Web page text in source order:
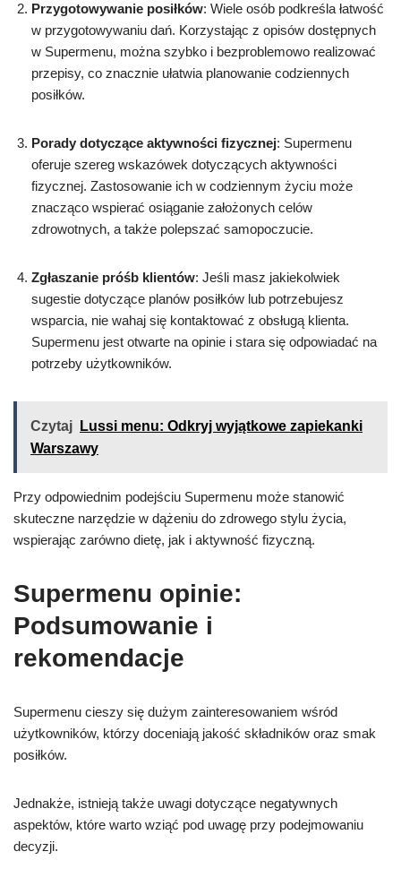
Przygotowywanie posiłków: Wiele osób podkreśla łatwość
w przygotowywaniu dań. Korzystając z opisów dostępnych
w Supermenu, można szybko i bezproblemowo realizować
przepisy, co znacznie ułatwia planowanie codziennych
posiłków.
Porady dotyczące aktywności fizycznej: Supermenu
oferuje szereg wskazówek dotyczących aktywności
fizycznej. Zastosowanie ich w codziennym życiu może
znacząco wspierać osiąganie założonych celów
zdrowotnych, a także polepszać samopoczucie.
Zgłaszanie próśb klientów: Jeśli masz jakiekolwiek
sugestie dotyczące planów posiłków lub potrzebujesz
wsparcia, nie wahaj się kontaktować z obsługą klienta.
Supermenu jest otwarte na opinie i stara się odpowiadać na
potrzeby użytkowników.
Czytaj
Lussi menu: Odkryj wyjątkowe zapiekanki
Warszawy
Przy odpowiednim podejściu Supermenu może stanowić
skuteczne narzędzie w dążeniu do zdrowego stylu życia,
wspierając zarówno dietę, jak i aktywność fizyczną.
Supermenu opinie:
Podsumowanie i
rekomendacje
Supermenu cieszy się dużym zainteresowaniem wśród
użytkowników, którzy doceniają jakość składników oraz smak
posiłków.
Jednakże, istnieją także uwagi dotyczące negatywnych
aspektów, które warto wziąć pod uwagę przy podejmowaniu
decyzji.